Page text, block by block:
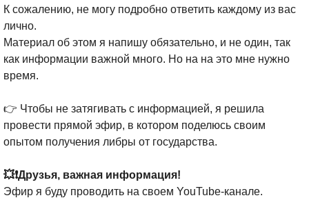
К сожалению, не могу подробно ответить каждому из вас
лично.
Материал об этом я напишу обязательно, и не один, так
как информации важной много. Но на на это мне нужно
время.
👉 Чтобы не затягивать с информацией, я решила
провести прямой эфир, в котором поделюсь своим
опытом получения либры от государства.
💥❗Друзья, важная информация!
Эфир я буду проводить на своем YouTube-канале.